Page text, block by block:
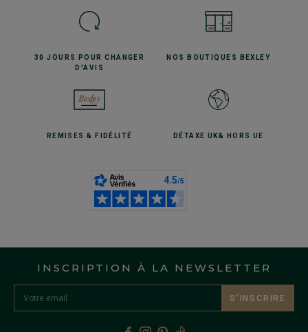
30 JOURS POURCHANGER
D'AVIS
NOS BOUTIQUES BEXLEY
REMISES& FIDÉLITÉ DÉTAXE UK& HORS UE
INSCRIPTION À LA NEWSLETTER
S’INSCRIRE